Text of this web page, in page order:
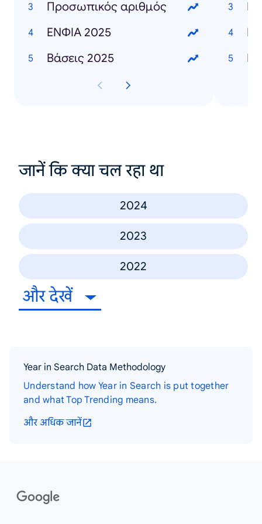
Προσωπικός αριθμός
ΕΝΦΙΑ 2025
Βάσεις 2025
जानें कि क्या चल रहा था
2024
2023
2022
और देखें
Year in Search Data Methodology
Understand how Year in Search is put together
and what Top Trending means.
और अधिक जानें